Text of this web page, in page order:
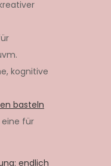
kognitive
basteln
eine für
endlich